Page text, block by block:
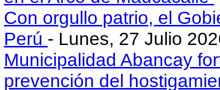
Con orgullo patrio, el
Perú - Lunes, 27 Julio
Municipalidad Abancay
prevención del